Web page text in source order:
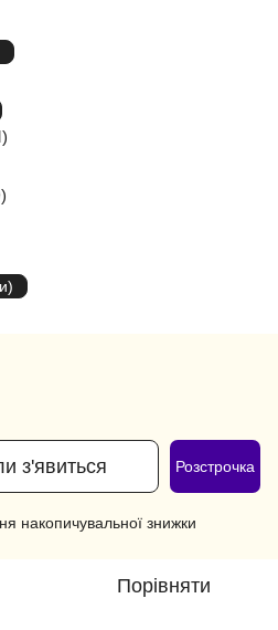
з'явиться Розстрочка
накопичувальної знижки
Порівняти